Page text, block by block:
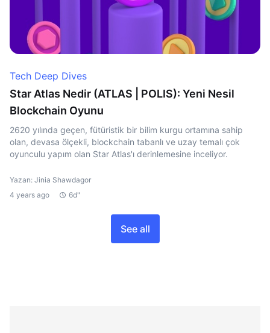
Tech Deep Dives
Star Atlas Nedir (ATLAS | POLIS): Yeni Nesil
Blockchain Oyunu
2620 yılında geçen, fütüristik bir bilim kurgu ortamına sahip
olan, devasa ölçekli, blockchain tabanlı ve uzay temalı çok
oyunculu yapım olan Star Atlas'ı derinlemesine inceliyor.
Yazan: Jinia Shawdagor
4 years ago
6d"
See all